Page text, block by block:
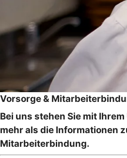
Vorsorge &
Bei uns stehen Sie mit
mehr als die Informationen
Mitarbeiterbindung.